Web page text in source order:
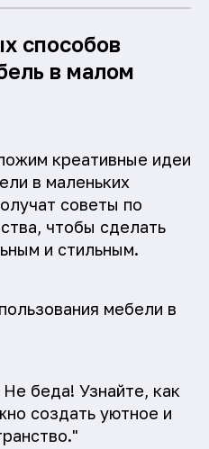
способов
в малом
креативные идеи
в маленьких
советы по
чтобы сделать
и стильным.
мебели в
беда! Узнайте, как
создать уютное и